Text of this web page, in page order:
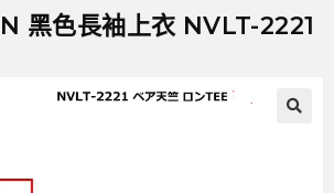
黑色長袖上衣 NVLT-2221